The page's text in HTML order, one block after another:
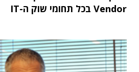
Vendor בכל תחומי שוק ה-IT